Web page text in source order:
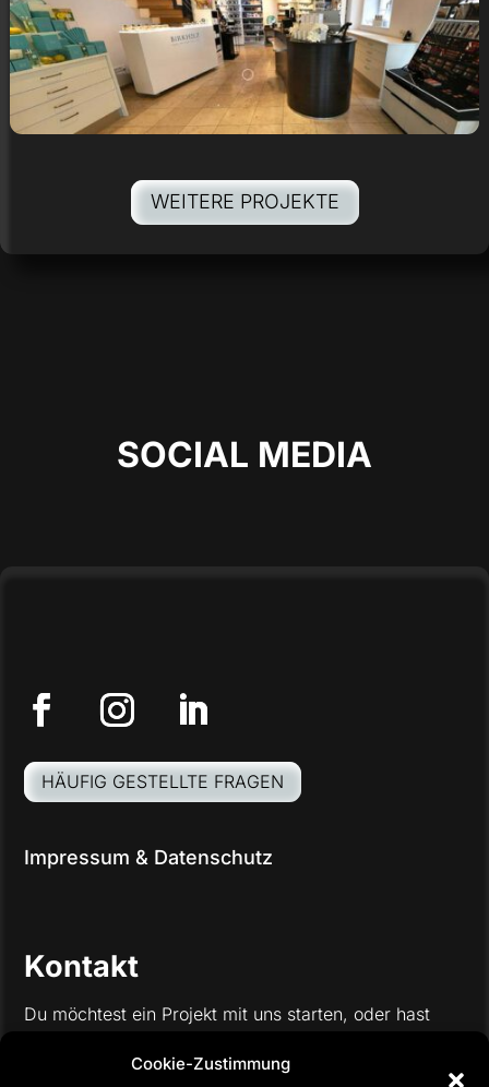
Cookie-Zustimmung
WEITERE PROJEKTE
SOCIAL MEDIA
HÄUFIG GESTELLTE FRAGEN
Impressum & Datenschutz
Kontakt
Du möchtest ein Projekt mit uns starten, oder hast
mit uns Kontakt auf, wir freuen uns auf deine